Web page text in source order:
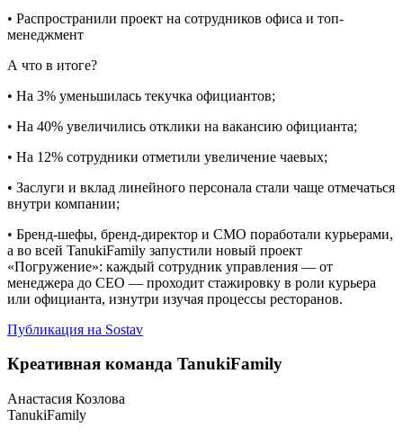
• Распространили проект на сотрудников офиса и топ-
менеджмент
А что в итоге?
• На 3% уменьшилась текучка официантов;
• На 40% увеличились отклики на вакансию официанта;
• На 12% сотрудники отметили увеличение чаевых;
• Заслуги и вклад линейного персонала стали чаще отмечаться
внутри компании;
• Бренд-шефы, бренд-директор и CMO поработали курьерами,
а во всей TanukiFamily запустили новый проект
«Погружение»: каждый сотрудник управления — от
менеджера до CEO — проходит стажировку в роли курьера
или официанта, изнутри изучая процессы ресторанов.
Публикация на Sostav
Креативная команда TanukiFamily
Анастасия Козлова
TanukiFamily